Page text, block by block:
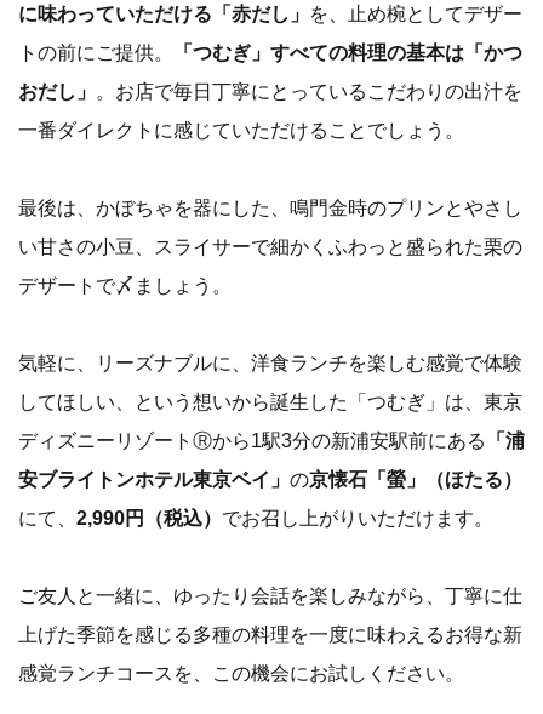
に味わっていただける「赤だし」 を、止め椀としてデザー
トの前にご提供。
「つむぎ」すべての料理の基本は「かつ
おだし」 。お店で毎日丁寧にとっているこだわりの出汁を
一番ダイレクトに感じていただけることでしょう。
最後は、かぼちゃを器にした、鳴門金時のプリンとやさし
い甘さの小豆、スライサーで細かくふわっと盛られた栗の
デザートで〆ましょう。
気軽に、リーズナブルに、洋食ランチを楽しむ感覚で体験
してほしい、という想いから誕生した「つむぎ」は、東京
ディズニーリゾートⓇから1駅3分の新浦安駅前にある
「浦
安ブライトンホテル東京ベイ」 の京懐石「螢」（ほたる）
にて、 2,990円（税込） でお召し上がりいただけます。
ご友人と一緒に、ゆったり会話を楽しみながら、丁寧に仕
上げた季節を感じる多種の料理を一度に味わえるお得な新
感覚ランチコースを、この機会にお試しください。